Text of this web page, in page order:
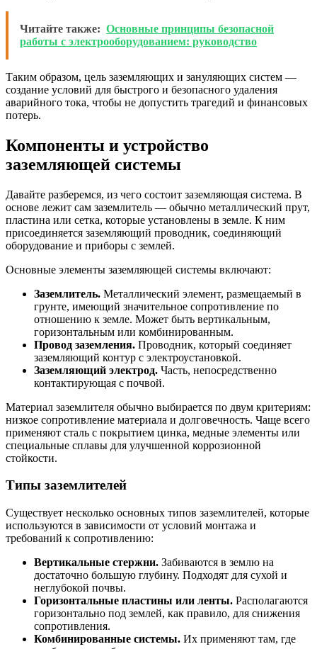
Читайте также: Основные принципы безопасной
работы с электрооборудованием: руководство
Таким образом, цель заземляющих и зануляющих систем —
создание условий для быстрого и безопасного удаления
аварийного тока, чтобы не допустить трагедий и финансовых
потерь.
Компоненты и устройство
заземляющей системы
Давайте разберемся, из чего состоит заземляющая система. В
основе лежит сам заземлитель — обычно металлический прут,
пластина или сетка, которые установлены в земле. К ним
присоединяется заземляющий проводник, соединяющий
оборудование и приборы с землей.
Основные элементы заземляющей системы включают:
Заземлитель. Металлический элемент, размещаемый в
грунте, имеющий значительное сопротивление по
отношению к земле. Может быть вертикальным,
горизонтальным или комбинированным.
Провод заземления. Проводник, который соединяет
заземляющий контур с электроустановкой.
Заземляющий электрод. Часть, непосредственно
контактирующая с почвой.
Материал заземлителя обычно выбирается по двум критериям:
низкое сопротивление материала и долговечность. Чаще всего
применяют сталь с покрытием цинка, медные элементы или
специальные сплавы для улучшенной коррозионной
стойкости.
Типы заземлителей
Существует несколько основных типов заземлителей, которые
используются в зависимости от условий монтажа и
требований к сопротивлению:
Вертикальные стержни. Забиваются в землю на
достаточно большую глубину. Подходят для сухой и
неглубокой почвы.
Горизонтальные пластины или ленты. Располагаются
горизонтально под землей, как правило, для снижения
сопротивления.
Комбинированные системы. Их применяют там, где